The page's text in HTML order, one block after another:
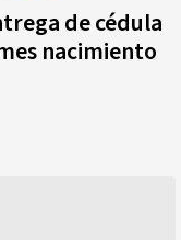
de cédula
nacimiento